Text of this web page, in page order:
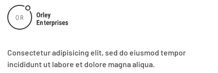
Consectetur adipisicing elit, sed do eiusmod tempor
incididunt ut labore et dolore magna aliqua.